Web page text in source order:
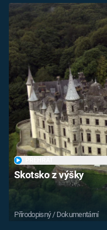
Skotsko z výšky
Přírodopisný / Dokumentární